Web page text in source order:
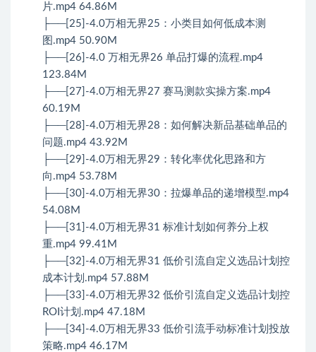
片.mp4 64.86M
├──[25]-4.0万相无界25：小类目如何低成本测
图.mp4 50.90M
├──[26]-4.0 万相无界26 单品打爆的流程.mp4
123.84M
├──[27]-4.0万相无界27 赛马测款实操方案.mp4
60.19M
├──[28]-4.0万相无界28：如何解决新品基础单品的
问题.mp4 43.92M
├──[29]-4.0万相无界29：转化率优化思路和方
向.mp4 53.78M
├──[30]-4.0万相无界30：拉爆单品的递增模型.mp4
54.08M
├──[31]-4.0万相无界31 标准计划如何养分上权
重.mp4 99.41M
├──[32]-4.0万相无界31 低价引流自定义选品计划控
成本计划.mp4 57.88M
├──[33]-4.0万相无界32 低价引流自定义选品计划控
ROI计划.mp4 47.18M
├──[34]-4.0万相无界33 低价引流手动标准计划投放
策略.mp4 46.17M